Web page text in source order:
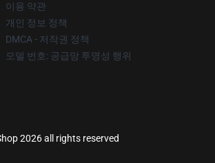
이용 약관
개인 정보 정책
DMCA - 저작권 정책
모델 번호: 공급망 투명성 행위
2026 all rights reserved